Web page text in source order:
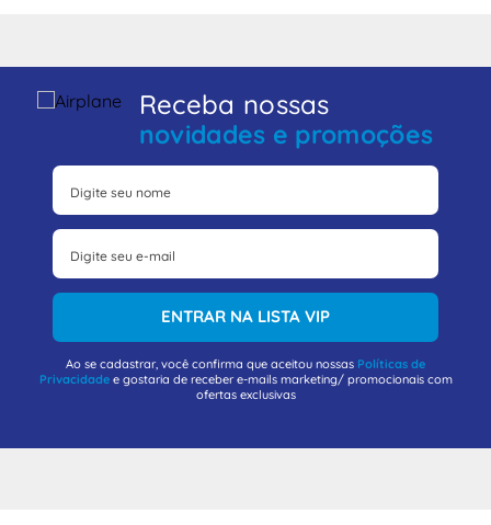
Receba nossas
novidades e promoções
ENTRAR NA LISTA VIP
Ao se cadastrar, você confirma que aceitou nossas Políticas de
Privacidadee gostaria de receber e-mails marketing/ promocionais com
ofertas exclusivas